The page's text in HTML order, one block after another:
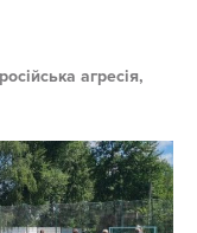
російська агресія,